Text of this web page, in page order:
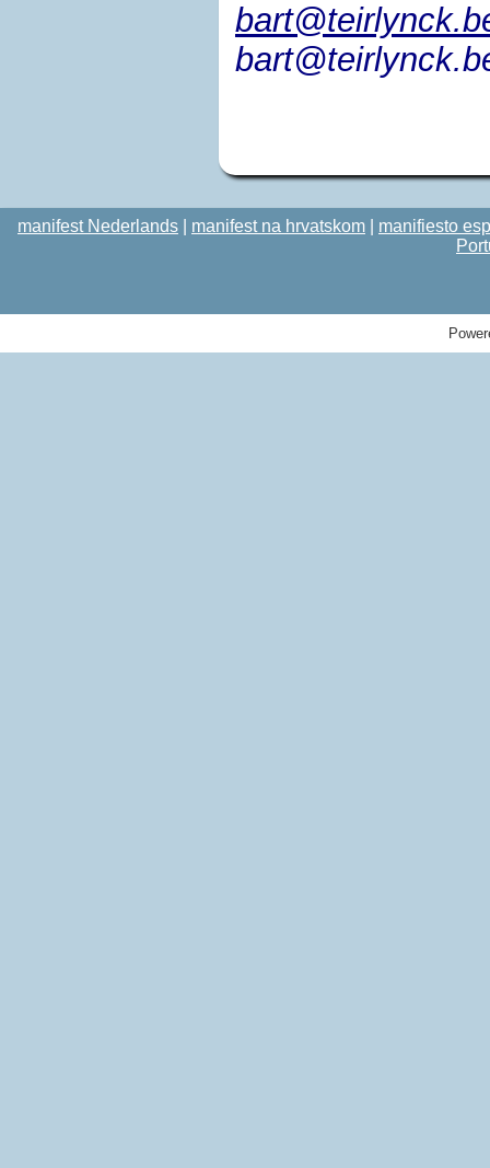
manifest Nederlands manifest na hrvatskom
manifiesto